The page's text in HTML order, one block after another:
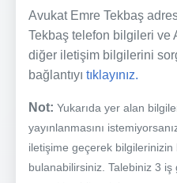
Avukat Emre Tekbaş
Tekbaş telefon bilgileri ve
diğer iletişim bilgilerini
bağlantıyı tıklayınız.
Not: Yukarıda yer alan
yayınlanmasını
iletişime geçerek bilgilerinizin
bulanabilirsiniz. Talebiniz 3 iş